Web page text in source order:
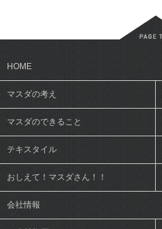
HOME
マスダの考え
マスダのできること
テキスタイル
おしえて！マスダさん！！
会社情報